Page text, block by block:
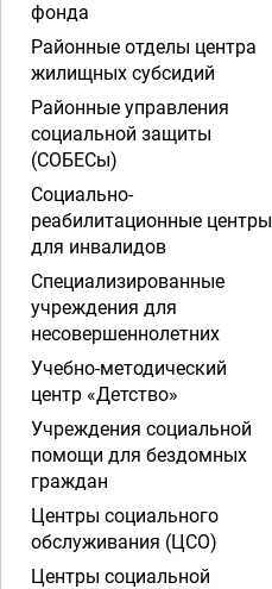
фонда
Районные отделы центра
жилищных субсидий
Районные управления
социальной защиты
(СОБЕСы)
Социально-
реабилитационные центры
для инвалидов
Специализированные
учреждения для
несовершеннолетних
Учебно-методический
центр «Детство»
Учреждения социальной
помощи для бездомных
граждан
Центры социального
обслуживания (ЦСО)
Центры социальной